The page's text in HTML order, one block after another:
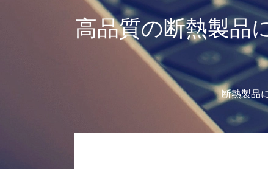
高品質の断熱製品
断熱製品